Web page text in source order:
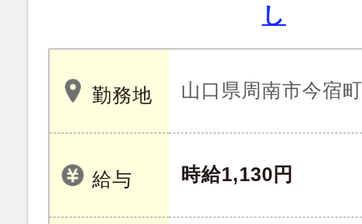
し
勤務地 山口県周南市今宿町
給与 時給1,130円